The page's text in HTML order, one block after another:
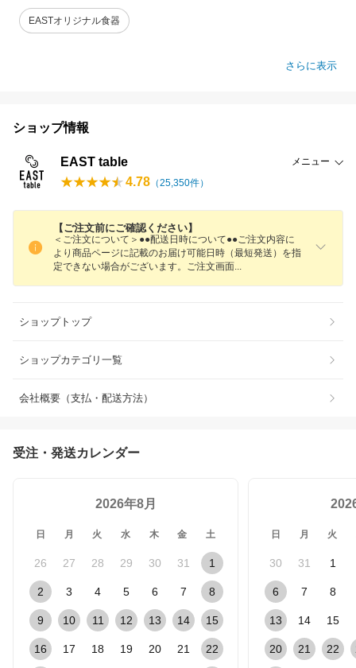
EASTオリジナル食器
さらに表示
ショップ情報
EAST table メニュー
4.78 （25,350件）
【ご注文前にご確認ください】
＜ご注文について＞●●配送日時について●●ご注文内容に
より商品ページに記載のお届け可能日時（最短発送）を指
定できない場合がございます。ご注文画面
ショップトップ
ショップカテゴリ一覧
会社概要（支払・配送方法）
受注・発送カレンダー
2026年8月
日 月 火 水 木 金 土
26 27 28 29 30 31 1
2 3 4 5 6 7 8
9 10 11 12 13 14 15
16 17 18 19 20 21 22
日 月 火
30 31 1
6 7 8
13 14 15
20 21 22